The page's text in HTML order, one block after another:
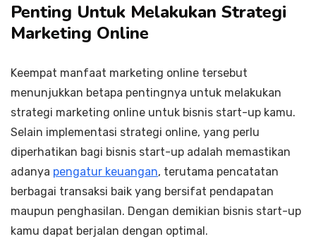
Penting Untuk Melakukan Strategi
Marketing Online
Keempat manfaat marketing online tersebut
menunjukkan betapa pentingnya untuk melakukan
strategi marketing online untuk bisnis start-up kamu.
Selain implementasi strategi online, yang perlu
diperhatikan bagi bisnis start-up adalah memastikan
adanya pengatur keuangan, terutama pencatatan
berbagai transaksi baik yang bersifat pendapatan
maupun penghasilan. Dengan demikian bisnis start-up
kamu dapat berjalan dengan optimal.